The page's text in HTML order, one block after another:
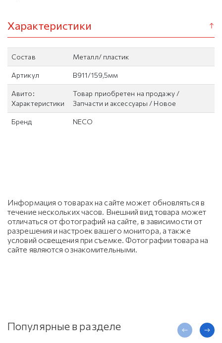
Характеристики
Состав Металл/ пластик
Артикул B911/159,5мм
Авито:
Характеристики
Товар приобретен на продажу /
Запчасти и аксессуары / Новое
Бренд NECO
Информация о товарах на сайте может обновляться в
течение нескольких часов. Внешний вид товара может
отличаться от фотографий на сайте, в зависимости от
разрешения и настроек вашего монитора, а также
условий освещения при съемке. Фотографии товара на
сайте являются ознакомительными.
Популярные в разделе